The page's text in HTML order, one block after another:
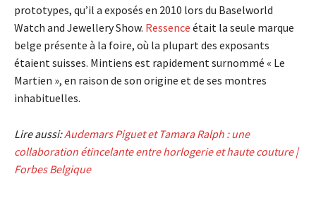
prototypes, qu’il a exposés en 2010 lors du Baselworld
Watch and Jewellery Show. Ressence était la seule marque
belge présente à la foire, où la plupart des exposants
étaient suisses. Mintiens est rapidement surnommé « Le
Martien », en raison de son origine et de ses montres
inhabituelles.
Lire aussi:Audemars Piguet et Tamara Ralph : une
collaboration étincelante entre horlogerie et haute couture |
Forbes Belgique